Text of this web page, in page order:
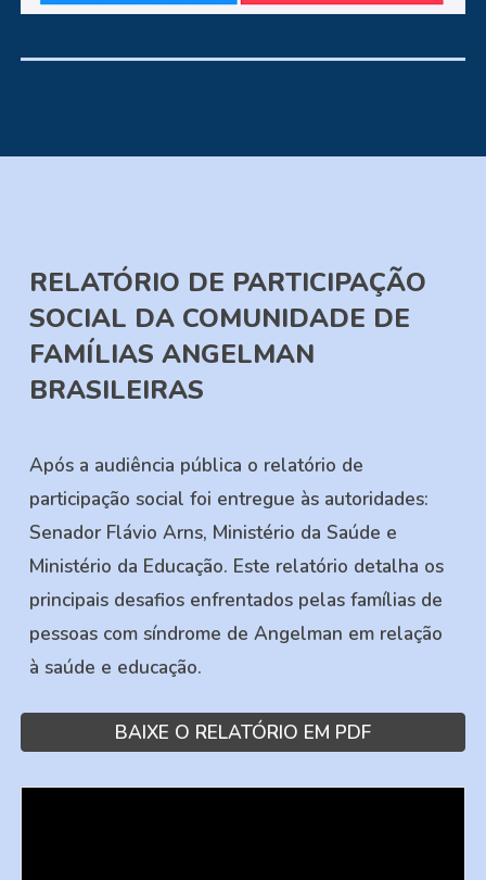
RELATÓRIO DE PARTICIPAÇÃO
SOCIAL DA COMUNIDADE DE
FAMÍLIAS ANGELMAN
BRASILEIRAS
Após a audiência pública o relatório de
participação social foi entregue às autoridades:
Senador Flávio Arns, Ministério da Saúde e
Ministério da Educação. Este relatório detalha os
principais desafios enfrentados pelas famílias de
pessoas com síndrome de Angelman em relação
à saúde e educação.
BAIXE O RELATÓRIO EM PDF